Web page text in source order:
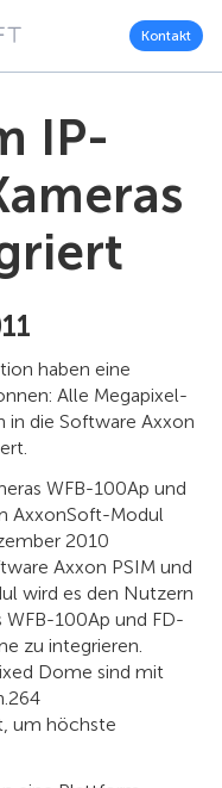
Kontakt
IP-
haben eine
Alle Megapixel-
in die Software Axxon
WFB-100Ap und
AxxonSoft-Modul
2010
Axxon PSIM und
wird es den Nutzern
100Ap und FD-
zu integrieren.
Dome sind mit
um höchste